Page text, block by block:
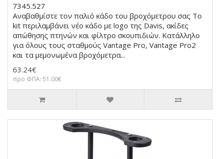
7345.527
Αναβαθμίστε τον παλιό κάδο του βροχόμετρου σας Το
kit περιλαμβάνει νέο κάδο με logo της Davis, ακίδες
απώθησης πτηνών και φίλτρο σκουπιδιών. Κατάλληλο
για όλους τους σταθμούς Vantage Pro, Vantage Pro2
και τα μεμονωμένα βροχόμετρα...
63.24€
προ ΦΠΑ: 51.00€